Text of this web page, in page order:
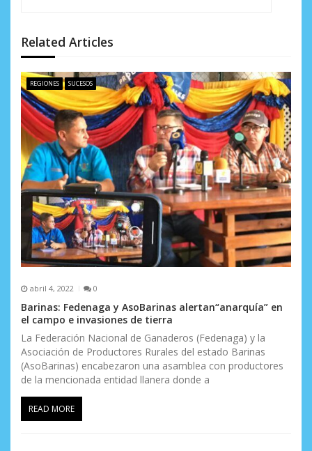
ó
n
d
e
e
n
t
r
a
d
a
s
Related Articles
REGIONES SUCESOS
abril 4, 2022 0
Barinas: Fedenaga y AsoBarinas alertan“anarquía” en
el campo e invasiones de tierra
La Federación Nacional de Ganaderos (Fedenaga) y la
Asociación de Productores Rurales del estado Barinas
(AsoBarinas) encabezaron una asamblea con productores
de la mencionada entidad llanera donde a
READ MORE